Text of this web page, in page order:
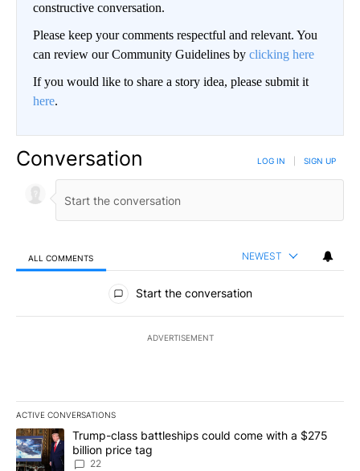
constructive conversation.
Please keep your comments respectful and relevant. You
can review our Community Guidelines by clicking here
If you would like to share a story idea, please submit it
here.
Conversation LOG IN SIGN UP
ALL COMMENTS NEWEST
All Comments
Start the conversation
ADVERTISEMENT
ACTIVE CONVERSATIONS
The following is a list of the most commented articles in the last
A trending article titled "Trump-class battleships could come
Trump-class battleships could come with a $275
billion price tag
22